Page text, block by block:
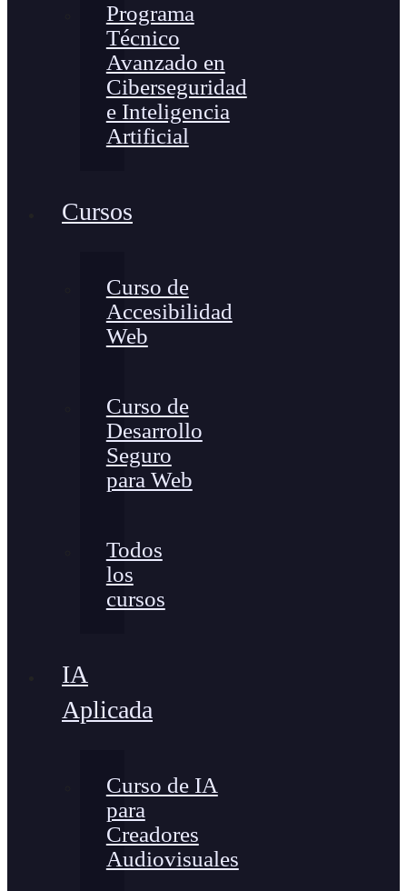
Programa
Técnico
Avanzado en
Ciberseguridad
e Inteligencia
Artificial
Cursos
Curso de
Accesibilidad
Web
Curso de
Desarrollo
Seguro
para Web
Todos
los
cursos
IA
Aplicada
Curso de IA
para
Creadores
Audiovisuales